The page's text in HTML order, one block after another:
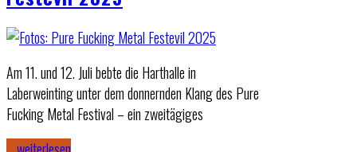
Am 11. und 12. Juli bebte die Harthalle in
Laberweinting unter dem donnernden Klang des Pure
Fucking Metal Festival – ein zweitägiges